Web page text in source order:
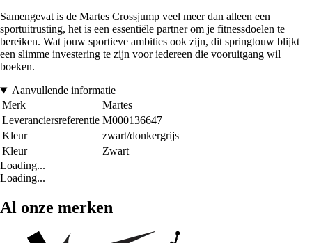
Samengevat is de Martes Crossjump veel meer dan alleen een
sportuitrusting, het is een essentiële partner om je fitnessdoelen te
bereiken. Wat jouw sportieve ambities ook zijn, dit springtouw blijkt
een slimme investering te zijn voor iedereen die vooruitgang wil
boeken.
Aanvullende informatie
Merk
Martes
Leveranciersreferentie M000136647
Kleur
zwart/donkergrijs
Kleur
Zwart
Loading...
Loading...
Al onze merken